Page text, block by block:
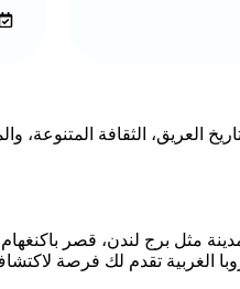
العريق، الثقافة المتنوعة،
مثل برج لندن، قصر
الغربية تقدم لك فرصة